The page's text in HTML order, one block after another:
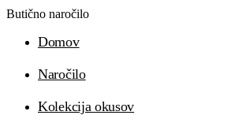
Butično naročilo
Domov
Naročilo
Kolekcija okusov